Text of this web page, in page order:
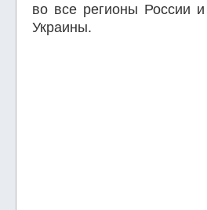
во все регионы России и
Украины.